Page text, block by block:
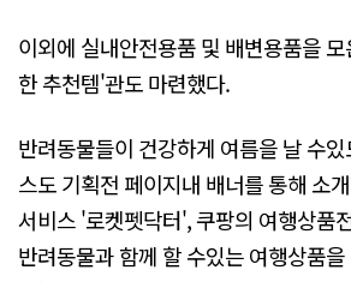
이외에 실내안전용품 및 배변용품을
한 추천템'관도 마련했다.
반려동물들이 건강하게 여름을 날 수
스도 기획전 페이지내 배너를 통해 소
서비스 '로켓펫닥터', 쿠팡의 여행상품
반려동물과 함께 할 수있는 여행상품